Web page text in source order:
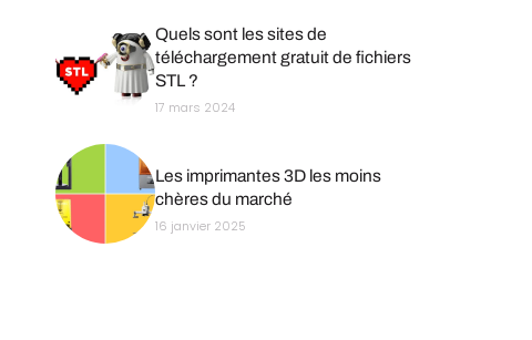
Quels sont les sites de
téléchargement gratuit de fichiers
STL ?
17 mars 2024
Les imprimantes 3D les moins
chères du marché
16 janvier 2025